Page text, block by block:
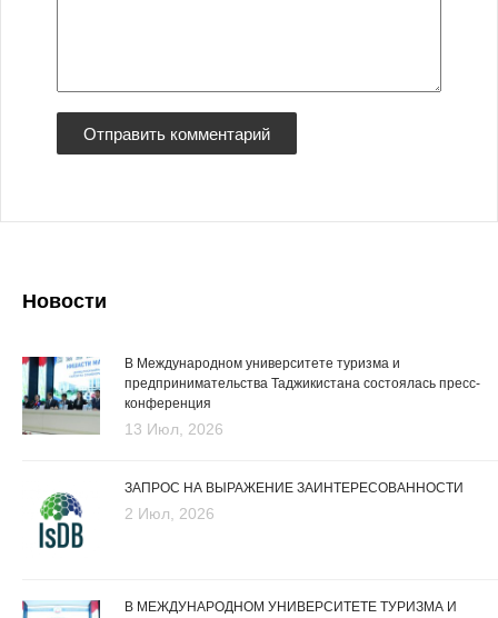
Новости
В Международном университете туризма и
предпринимательства Таджикистана состоялась пресс-
конференция
13 Июл, 2026
ЗАПРОС НА ВЫРАЖЕНИЕ ЗАИНТЕРЕСОВАННОСТИ
2 Июл, 2026
В МЕЖДУНАРОДНОМ УНИВЕРСИТЕТЕ ТУРИЗМА И